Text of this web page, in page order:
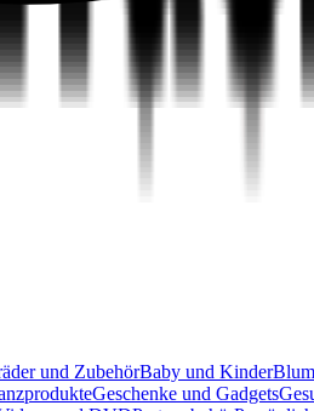
und ZubehörBaby und Kinder
Geschenke und Gadgets